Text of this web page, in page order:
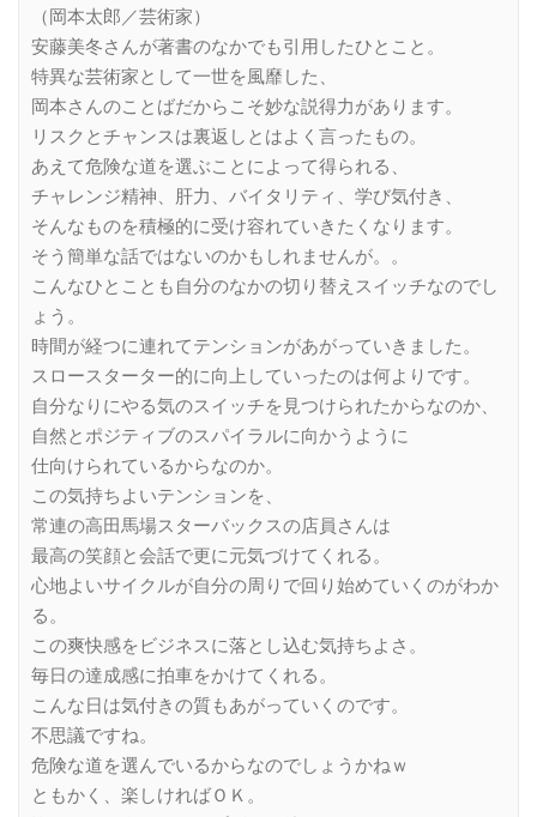
（岡本太郎／芸術家）
安藤美冬さんが著書のなかでも引用したひとこと。
特異な芸術家として一世を風靡した、
岡本さんのことばだからこそ妙な説得力があります。
リスクとチャンスは裏返しとはよく言ったもの。
あえて危険な道を選ぶことによって得られる、
チャレンジ精神、肝力、バイタリティ、学び気付き、
そんなものを積極的に受け容れていきたくなります。
そう簡単な話ではないのかもしれませんが。。
こんなひとことも自分のなかの切り替えスイッチなのでし
ょう。
時間が経つに連れてテンションがあがっていきました。
スロースターター的に向上していったのは何よりです。
自分なりにやる気のスイッチを見つけられたからなのか、
自然とポジティブのスパイラルに向かうように
仕向けられているからなのか。
この気持ちよいテンションを、
常連の高田馬場スターバックスの店員さんは
最高の笑顔と会話で更に元気づけてくれる。
心地よいサイクルが自分の周りで回り始めていくのがわか
る。
この爽快感をビジネスに落とし込む気持ちよさ。
毎日の達成感に拍車をかけてくれる。
こんな日は気付きの質もあがっていくのです。
不思議ですね。
危険な道を選んでいるからなのでしょうかねｗ
ともかく、楽しければＯＫ。